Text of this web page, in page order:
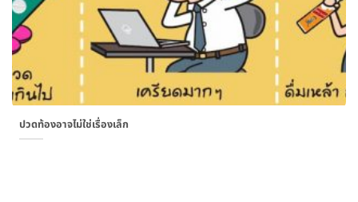
ปวดท้องอาจไม่ใช่เรื่องเล็ก